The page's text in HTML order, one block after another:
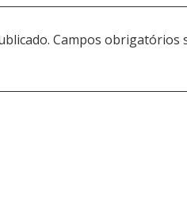
Campos obrigatórios